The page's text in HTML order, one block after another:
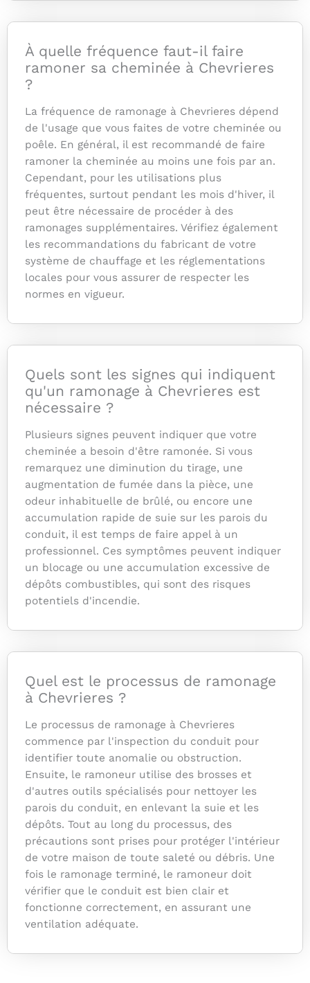
À quelle fréquence faut-il faire
ramoner sa cheminée à Chevrieres
?
La fréquence de ramonage à Chevrieres dépend
de l'usage que vous faites de votre cheminée ou
poêle. En général, il est recommandé de faire
ramoner la cheminée au moins une fois par an.
Cependant, pour les utilisations plus
fréquentes, surtout pendant les mois d'hiver, il
peut être nécessaire de procéder à des
ramonages supplémentaires. Vérifiez également
les recommandations du fabricant de votre
système de chauffage et les réglementations
locales pour vous assurer de respecter les
normes en vigueur.
Quels sont les signes qui indiquent
qu'un ramonage à Chevrieres est
nécessaire ?
Plusieurs signes peuvent indiquer que votre
cheminée a besoin d'être ramonée. Si vous
remarquez une diminution du tirage, une
augmentation de fumée dans la pièce, une
odeur inhabituelle de brûlé, ou encore une
accumulation rapide de suie sur les parois du
conduit, il est temps de faire appel à un
professionnel. Ces symptômes peuvent indiquer
un blocage ou une accumulation excessive de
dépôts combustibles, qui sont des risques
potentiels d'incendie.
Quel est le processus de ramonage
à Chevrieres ?
Le processus de ramonage à Chevrieres
commence par l'inspection du conduit pour
identifier toute anomalie ou obstruction.
Ensuite, le ramoneur utilise des brosses et
d'autres outils spécialisés pour nettoyer les
parois du conduit, en enlevant la suie et les
dépôts. Tout au long du processus, des
précautions sont prises pour protéger l'intérieur
de votre maison de toute saleté ou débris. Une
fois le ramonage terminé, le ramoneur doit
vérifier que le conduit est bien clair et
fonctionne correctement, en assurant une
ventilation adéquate.